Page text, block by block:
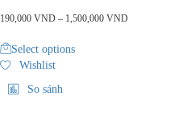
190,000 VND – 1,500,000 VND
Select options
Wishlist
So sánh